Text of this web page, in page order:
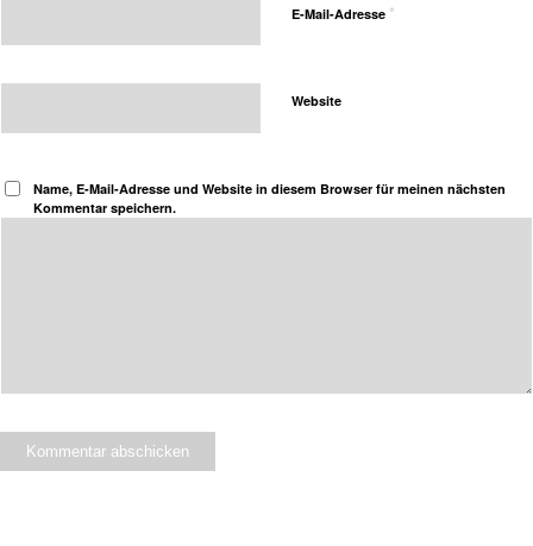
E-Mail-Adresse *
Website
Name, E-Mail-Adresse und Website in diesem Browser für meinen nächsten
Kommentar speichern.